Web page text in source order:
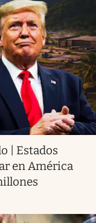
| Estados
en América